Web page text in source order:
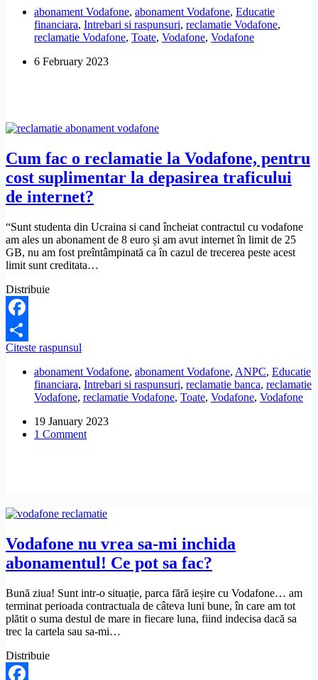
a
taxat
in
pentru
pot
fac?
abonament Vodafone, abonament Vodafone, Educatie
financiara, Intrebari si raspunsuri, reclamatie Vodafone,
reclamatie Vodafone, Toate, Vodafone, Vodafone
6 February 2023
Cum fac o reclamatie la Vodafone, pentru
cost suplimentar la depasirea traficului
de internet?
“Sunt studenta din Ucraina si cand încheiat contractul cu vodafone
am ales un abonament de 8 euro și am avut internet în limit de 25
GB, nu am fost preîntâmpinată ca în cazul de trecerea peste acest
limit sunt creditata…
Distribuie
Facebook
Share
Citeste raspunsul
o
reclamatie
la
pentru
cost
internet?
abonament Vodafone, abonament Vodafone, ANPC, Educatie
financiara, Intrebari si raspunsuri, reclamatie banca, reclamatie
Vodafone, reclamatie Vodafone, Toate, Vodafone, Vodafone
19 January 2023
1 Comment
Vodafone nu vrea sa-mi inchida
abonamentul! Ce pot sa fac?
Bună ziua! Sunt intr-o situație, parca fără ieșire cu Vodafone… am
terminat perioada contractuala de câteva luni bune, în care am tot
plătit o suma destul de mare in fiecare luna, fiind indecisa dacă sa
trec la cartela sau sa-mi…
Distribuie